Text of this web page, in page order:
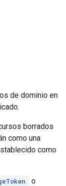
de dominio en
borrados
como una
como
o